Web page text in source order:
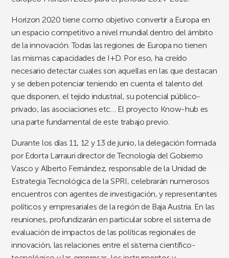
Horizon 2020 tiene como objetivo convertir a Europa en
un espacio competitivo a nivel mundial dentro del ámbito
de la innovación. Todas las regiones de Europa no tienen
las mismas capacidades de I+D. Por eso, ha creído
necesario detectar cuales son aquellas en las que destacan
y se deben potenciar teniendo en cuenta el talento del
que disponen, el tejido industrial, su potencial público-
privado, las asociaciones etc… El proyecto Know-hub es
una parte fundamental de este trabajo previo.
Durante los días 11, 12 y 13 de junio, la delegación formada
por Edorta Larrauri director de Tecnología del Gobierno
Vasco y Alberto Fernández, responsable de la Unidad de
Estrategia Tecnológica de la SPRI, celebrarán numerosos
encuentros con agentes de investigación, y representantes
políticos y empresariales de la región de Baja Austria. En las
reuniones, profundizarán en particular sobre el sistema de
evaluación de impactos de las políticas regionales de
innovación, las relaciones entre el sistema científico-